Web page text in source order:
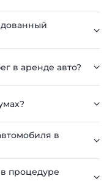
в аренде авто?
в
процедуре